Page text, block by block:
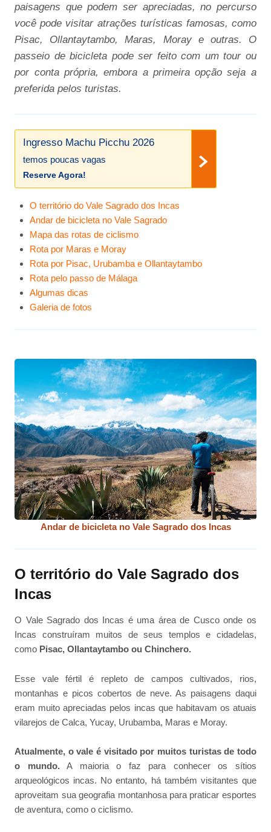
paisagens que podem ser apreciadas, no percurso
você pode visitar atrações turísticas famosas, como
Pisac, Ollantaytambo, Maras, Moray e outras. O
passeio de bicicleta pode ser feito com um tour ou
por conta própria, embora a primeira opção seja a
preferida pelos turistas.
Ingresso Machu Picchu 2026
temos poucas vagas
Reserve Agora!
O território do Vale Sagrado dos Incas
Andar de bicicleta no Vale Sagrado
Mapa das rotas de ciclismo
Rota por Maras e Moray
Rota por Pisac, Urubamba e Ollantaytambo
Rota pelo passo de Málaga
Algumas dicas
Galeria de fotos
Andar de bicicleta no Vale Sagrado dos Incas
O território do Vale Sagrado dos
Incas
O Vale Sagrado dos Incas é uma área de Cusco onde os
Incas construíram muitos de seus templos e cidadelas,
como Pisac, Ollantaytambo ou Chinchero.
Esse vale fértil é repleto de campos cultivados, rios,
montanhas e picos cobertos de neve. As paisagens daqui
eram muito apreciadas pelos incas que habitavam os atuais
vilarejos de Calca, Yucay, Urubamba, Maras e Moray.
Atualmente, o vale é visitado por muitos turistas de todo
o mundo.A maioria o faz para conhecer os sítios
arqueológicos incas. No entanto, há também visitantes que
aproveitam sua geografia montanhosa para praticar esportes
de aventura, como o ciclismo.